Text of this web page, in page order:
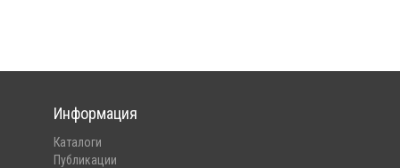
Информация
Каталоги
Публикации